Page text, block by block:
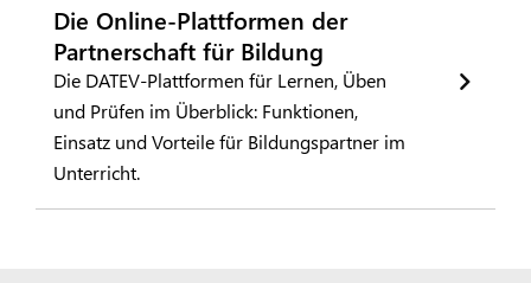
Die Online-Plattformen der
Partnerschaft für Bildung
Die DATEV-Plattformen für Lernen, Üben
und Prüfen im Überblick: Funktionen,
Einsatz und Vorteile für Bildungspartner im
Unterricht.